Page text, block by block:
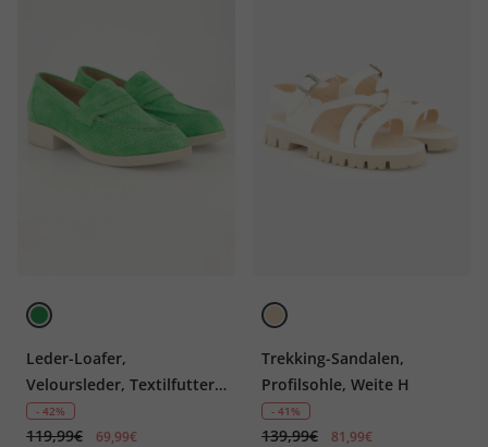
Leder-Loafer,
Veloursleder, Textilfutter,
Blockabsatz
- 42%
119,99€ 69,99€
Trekking-Sandalen,
Profilsohle, Weite H
- 41%
139,99€ 81,99€